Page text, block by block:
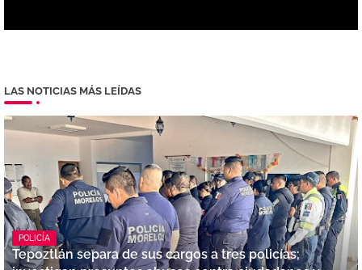
LAS NOTICIAS MÁS LEÍDAS
POLICÍA
Tepoztlán separa de sus cargos a tres policías;